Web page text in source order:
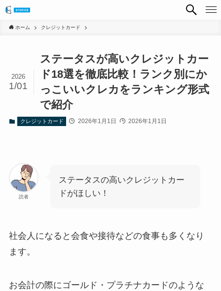
ホーム クレジットカード
ステータスが高いクレジットカー
ド18選を徹底比較！ランク別にか
っこいいクレカをランキング形式
で紹介
2026
1/01
クレジットカード 2026年1月1日 2026年1月1日
読者
ステータスの高いクレジットカー
ドがほしい！
社会人になると会食や接待などの食事も多くなり
ます。
お会計の際にゴールド・プラチナカードのような